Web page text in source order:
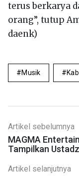
terus berkarya
orang”, tutup
daenk)
Musik
Artikel sebelumnya
MAGMA
Tampilkan
Artikel selanjutnya